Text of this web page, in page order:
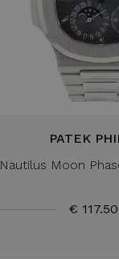
PATEK
Nautilus Moon
€